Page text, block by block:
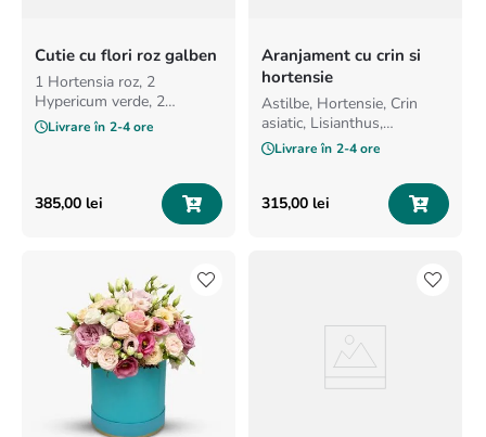
Cutie cu flori roz galben
1 Hortensia roz, 2
Hypericum verde, 2
Trachelium verde, 2
Minirosa galben, 3
Livrare în 2-4 ore
385,00 lei
Aranjament cu crin si
hortensie
Astilbe, Hortensie, Crin
asiatic, Lisianthus,
Trandafir, Minigerbera
Livrare în 2-4 ore
315,00 lei